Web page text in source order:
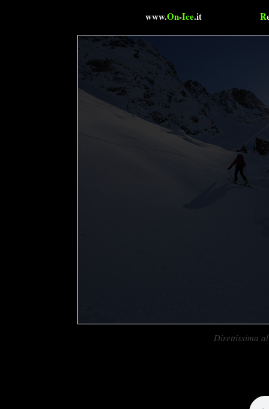
www.On-Ice.it R
Direttissima